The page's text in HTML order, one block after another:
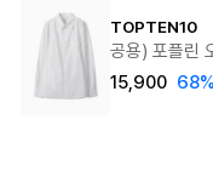
TOPTEN10
공용) 포플린
15,900